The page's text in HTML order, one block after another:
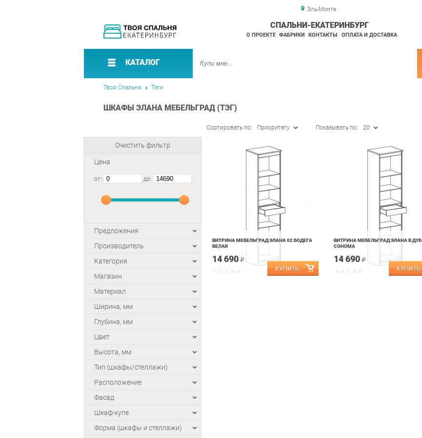
Эль-Монте
СПАЛЬНИ-ЕКАТЕРИНБУРГ
О ПРОЕКТЕ ФАБРИКИ КОНТАКТЫ ОПЛАТА И ДОСТАВКА
КАТАЛОГ
Твоя Спальня Тэги
ШКАФЫ ЭЛАНА МЕБЕЛЬГРАД (ТЭГ)
Очистить фильтр
Цена
от: до:
Предложения
Производитель
Категория
Магазин
Материал
Ширина, мм
Глубина, мм
Цвет
Высота, мм
Тип (шкафы/стеллажи)
Расположение
Фасад
Шкаф-купе
Форма (шкафы и стеллажи)
Сортировать по: Приоритету Показывать по: 20
ВИТРИНА МЕБЕЛЬГРАД ЭЛАНА 02 БОДЕГА
БЕЛАЯ
14 690 ₽
ВИТРИНА МЕБЕЛЬГРАД ЭЛАНА В ДУБ
СОНОМА
14 690 ₽